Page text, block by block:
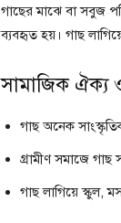
গাছের মাঝে বা সবুজ
ব্যবহৃত হয়। গাছ
সামাজিক ঐক্য
গাছ অনেক
গ্রামীণ সমাজে গাছ
গাছ লাগিয়ে স্কুল,